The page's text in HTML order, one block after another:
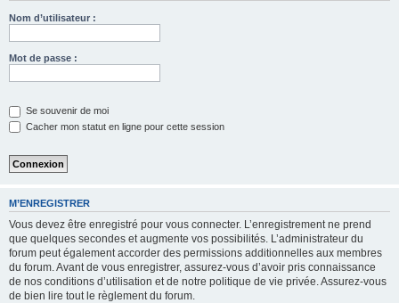
Nom d’utilisateur :
Mot de passe :
Se souvenir de moi
Cacher mon statut en ligne pour cette session
M’ENREGISTRER
Vous devez être enregistré pour vous connecter. L’enregistrement ne prend
que quelques secondes et augmente vos possibilités. L’administrateur du
forum peut également accorder des permissions additionnelles aux membres
du forum. Avant de vous enregistrer, assurez-vous d’avoir pris connaissance
de nos conditions d’utilisation et de notre politique de vie privée. Assurez-vous
de bien lire tout le règlement du forum.